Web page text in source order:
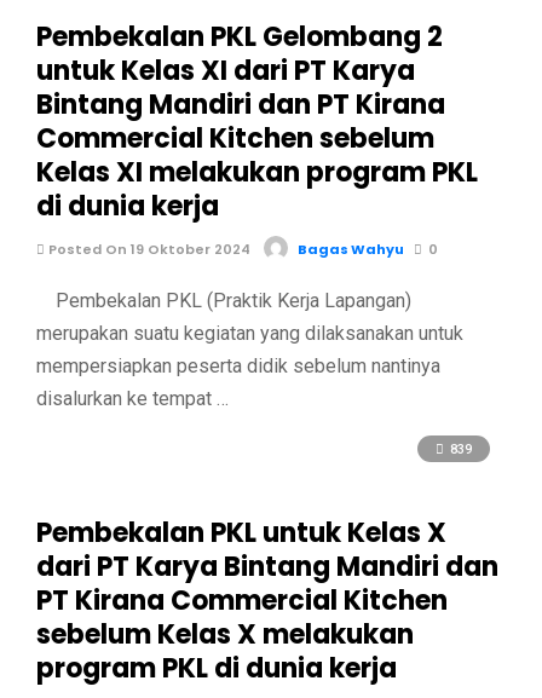
Pembekalan PKL Gelombang 2
untuk Kelas XI dari PT Karya
Bintang Mandiri dan PT Kirana
Commercial Kitchen sebelum
Kelas XI melakukan program PKL
di dunia kerja
Posted On 19 Oktober 2024 Bagas Wahyu 0
Pembekalan PKL (Praktik Kerja Lapangan)
merupakan suatu kegiatan yang dilaksanakan untuk
mempersiapkan peserta didik sebelum nantinya
disalurkan ke tempat …
839
Pembekalan PKL untuk Kelas X
dari PT Karya Bintang Mandiri dan
PT Kirana Commercial Kitchen
sebelum Kelas X melakukan
program PKL di dunia kerja